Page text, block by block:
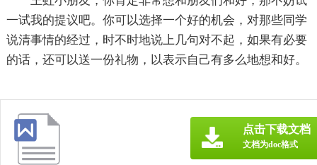
一试我的提议吧。你可以选择一个好的机会，对那些同学
说清事情的经过，时不时地说上几句对不起，如果有必要
的话，还可以送一份礼物，以表示自己有多么地想和好。
点击下载文档
文档为doc格式